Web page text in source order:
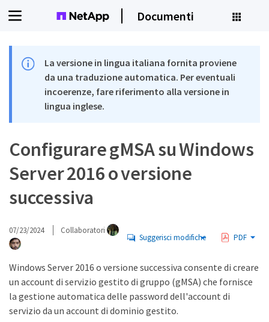
Documenti
La versione in lingua italiana fornita proviene
da una traduzione automatica. Per eventuali
incoerenze, fare riferimento alla versione in
lingua inglese.
Configurare gMSA su Windows
Server 2016 o versione
successiva
07/23/2024 Collaboratori
Suggerisci modifiche PDF
Windows Server 2016 o versione successiva consente di creare
un account di servizio gestito di gruppo (gMSA) che fornisce
la gestione automatica delle password dell'account di
servizio da un account di dominio gestito.